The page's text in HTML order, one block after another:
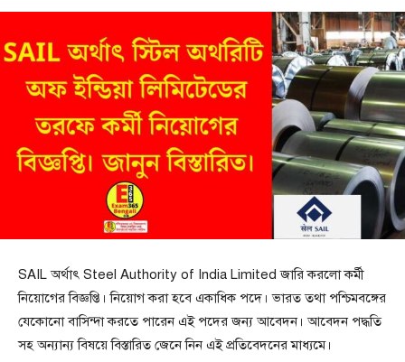
SAIL অর্থাৎ Steel Authority of India Limited জারি করলো কর্মী
নিয়োগের বিজ্ঞপ্তি। নিয়োগ করা হবে একাধিক পদে। ভারত তথা পশ্চিমবঙ্গের
যেকোনো বাসিন্দা করতে পারেন এই পদের জন্য আবেদন। আবেদন পদ্ধতি
সহ অন্যান্য বিষয়ে বিস্তারিত জেনে নিন এই প্রতিবেদনের মাধ্যমে।